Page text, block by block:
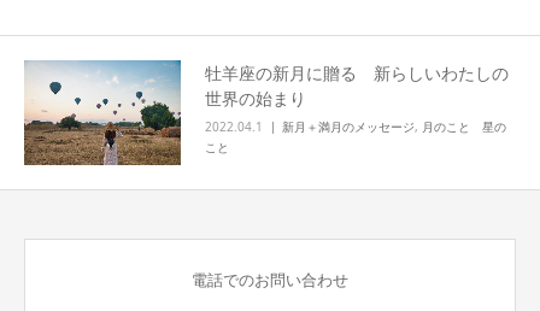
牡羊座の新月に贈る 新らしいわたしの
世界の始まり
2022.04.1 新月＋満月のメッセージ, 月のこと 星の
こと
電話でのお問い合わせ